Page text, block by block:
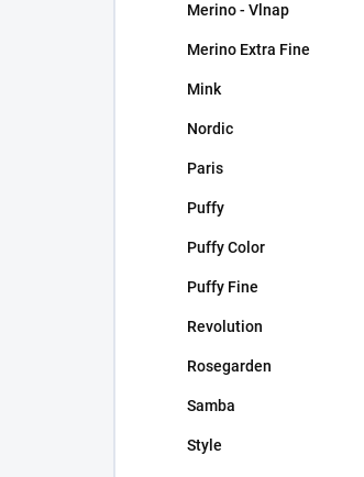
Merino - Vlnap
Merino Extra Fine
Mink
Nordic
Paris
Puffy
Puffy Color
Puffy Fine
Revolution
Rosegarden
Samba
Style